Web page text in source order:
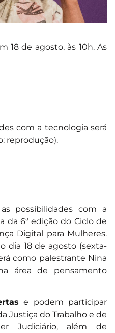
18 de agosto, às 10h. As
com a tecnologia será
reprodução).
possibilidades com a
da 6ª edição do Ciclo de
Digital para Mulheres.
dia 18 de agosto (sexta-
como palestrante Nina
área de pensamento
e podem participar
Justiça do Trabalho e de
Judiciário, além de